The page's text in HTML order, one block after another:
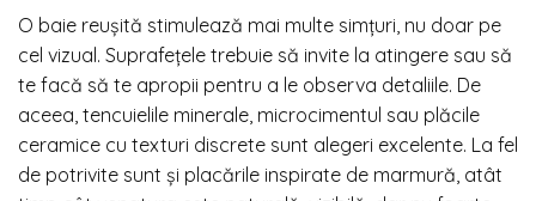
O baie reușită stimulează mai multe simțuri, nu doar pe
cel vizual. Suprafețele trebuie să invite la atingere sau să
te facă să te apropii pentru a le observa detaliile. De
aceea, tencuielile minerale, microcimentul sau plăcile
ceramice cu texturi discrete sunt alegeri excelente. La fel
de potrivite sunt și placările inspirate de marmură, atât